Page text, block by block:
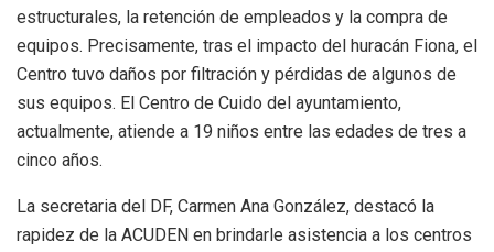
estructurales, la retención de empleados y la compra de
equipos. Precisamente, tras el impacto del huracán Fiona, el
Centro tuvo daños por filtración y pérdidas de algunos de
sus equipos. El Centro de Cuido del ayuntamiento,
actualmente, atiende a 19 niños entre las edades de tres a
cinco años.
La secretaria del DF, Carmen Ana González, destacó la
rapidez de la ACUDEN en brindarle asistencia a los centros